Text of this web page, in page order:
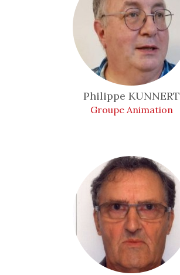
Philippe KUNNERT
Groupe Animation